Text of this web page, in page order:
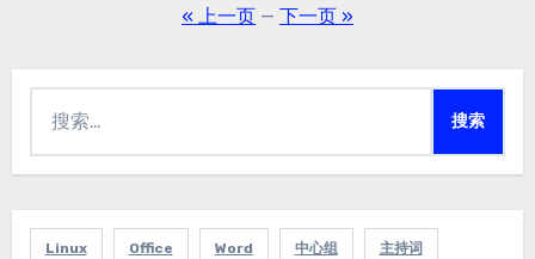
« 上一页 — 下一页 »
索：
Linux Office Word 中心组 主持词